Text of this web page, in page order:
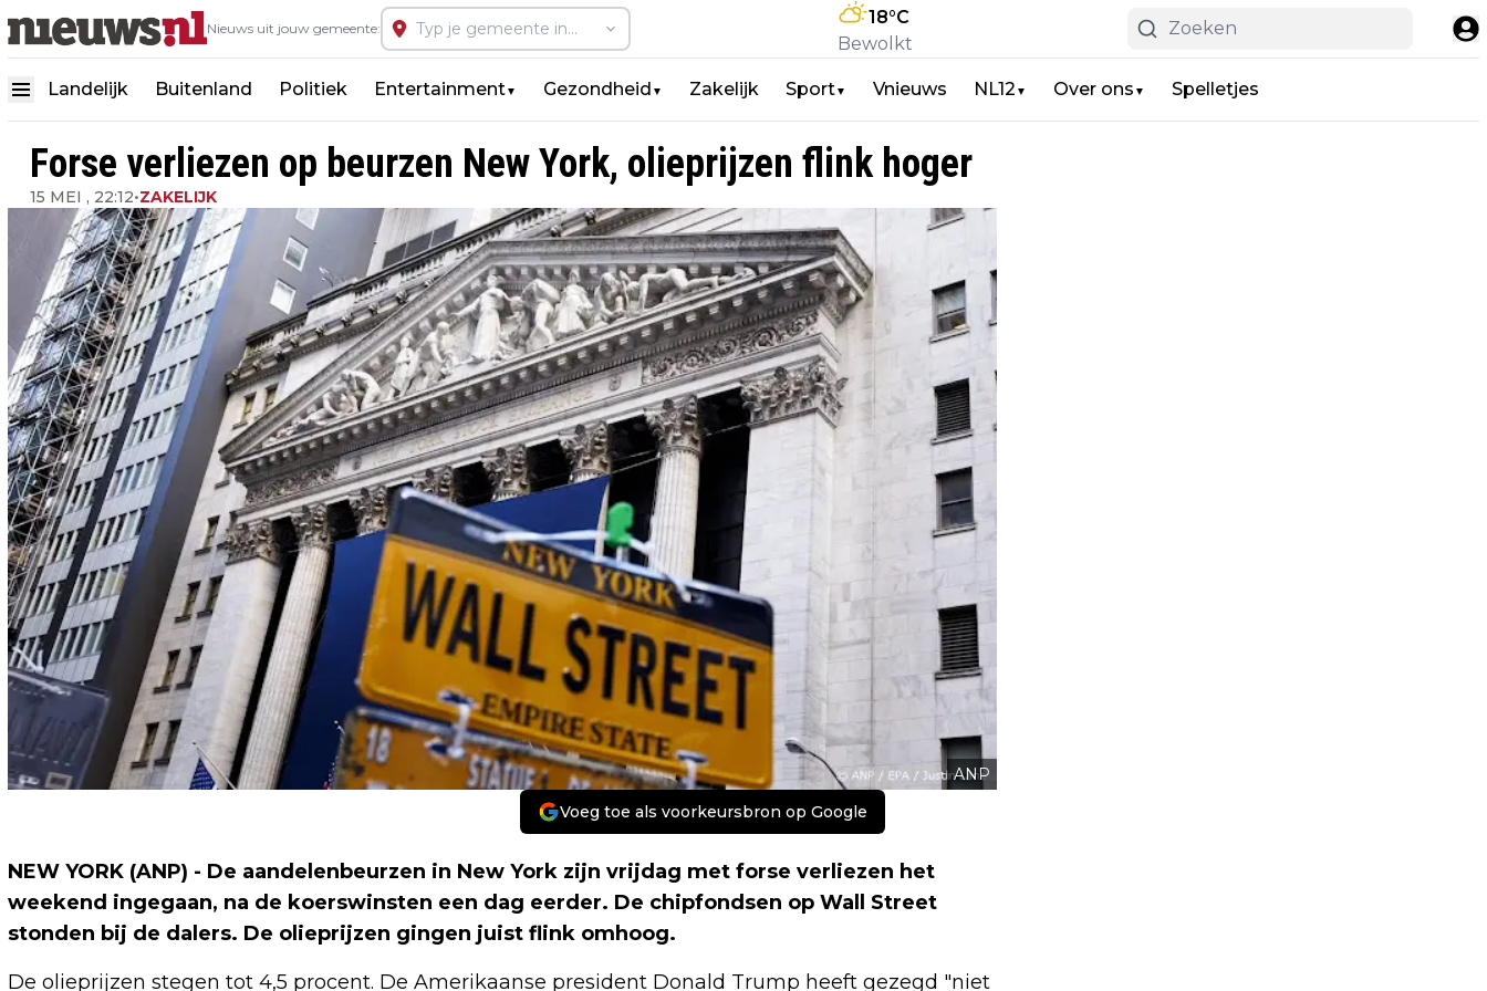
Nieuws uit jouw gemeente:
18°C
Bewolkt
Landelijk Buitenland Politiek Entertainment▼ Gezondheid ▼ Zakelijk Sport▼ Vnieuws NL12 ▼ Over ons ▼ Spelletjes
Forse verliezen op beurzen New York, olieprijzen flink hoger
15 MEI , 22:12•ZAKELIJK
ANP
Voeg toe als voorkeursbron op Google
NEW YORK (ANP) - De aandelenbeurzen in New York zijn vrijdag met forse verliezen het
weekend ingegaan, na de koerswinsten een dag eerder. De chipfondsen op Wall Street
stonden bij de dalers. De olieprijzen gingen juist flink omhoog.
De olieprijzen stegen tot 4,5 procent. De Amerikaanse president Donald Trump heeft gezegd "niet